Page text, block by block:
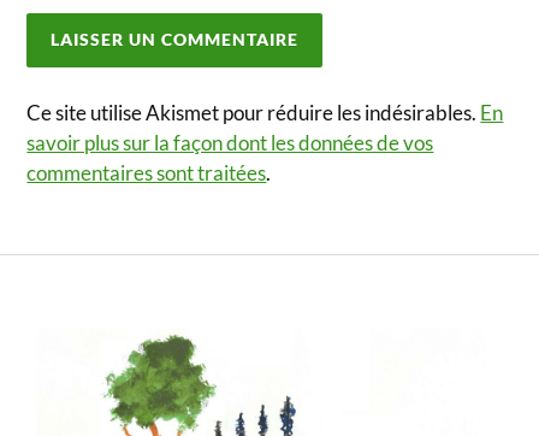
Ce site utilise Akismet pour réduire les indésirables. En
savoir plus sur la façon dont les données de vos
commentaires sont traitées.